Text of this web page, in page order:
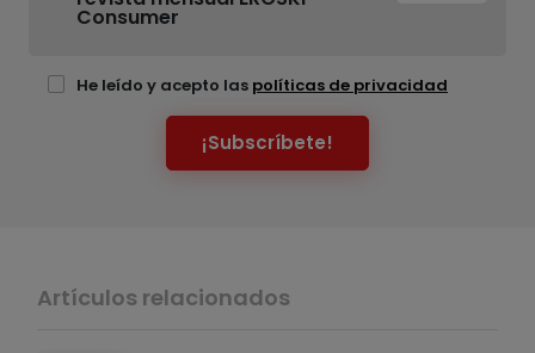
Consumer
He leído y acepto las políticas de privacidad
¡Subscríbete!
Artículos relacionados